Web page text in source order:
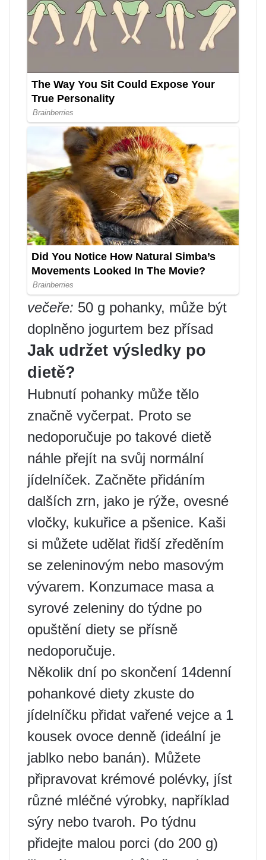
večeře: 50 g pohanky, může být
doplněno jogurtem bez přísad
Jak udržet výsledky po
dietě?
Hubnutí pohanky může tělo
značně vyčerpat. Proto se
nedoporučuje po takové dietě
náhle přejít na svůj normální
jídelníček. Začněte přidáním
dalších zrn, jako je rýže, ovesné
vločky, kukuřice a pšenice. Kaši
si můžete udělat řidší zředěním
se zeleninovým nebo masovým
vývarem. Konzumace masa a
syrové zeleniny do týdne po
opuštění diety se přísně
nedoporučuje.
Několik dní po skončení 14denní
pohankové diety zkuste do
jídelníčku přidat vařené vejce a 1
kousek ovoce denně (ideální je
jablko nebo banán). Můžete
připravovat krémové polévky, jíst
různé mléčné výrobky, například
sýry nebo tvaroh. Po týdnu
přidejte malou porci (do 200 g)